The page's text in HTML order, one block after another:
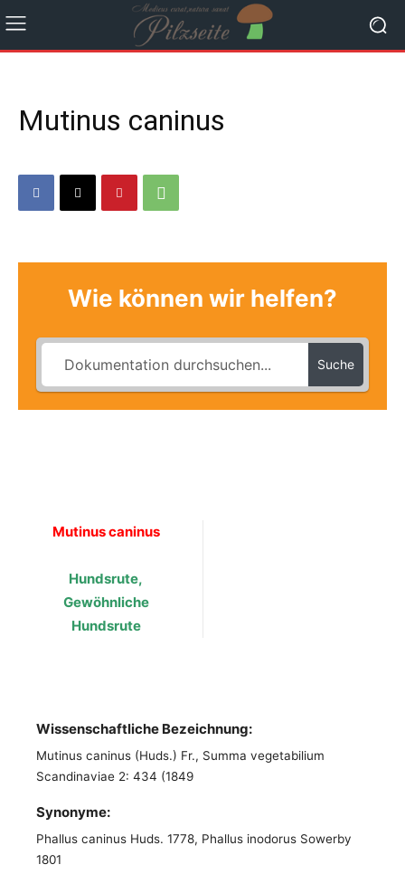
Mutinus caninus
Wie können wir helfen?
Suche
Mutinus caninus
Hundsrute,
Gewöhnliche
Hundsrute
Wissenschaftliche Bezeichnung:
Mutinus caninus (Huds.) Fr., Summa vegetabilium
Scandinaviae 2: 434 (1849
Synonyme:
Phallus caninus Huds. 1778, Phallus inodorus Sowerby
1801